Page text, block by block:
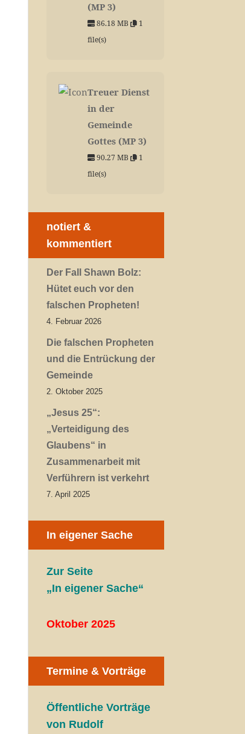
(MP 3)
86.18 MB
1
file(s)
Treuer Dienst
in der
Gemeinde
Gottes (MP 3)
90.27 MB
1
file(s)
notiert &
kommentiert
Der Fall Shawn Bolz:
Hütet euch vor den
falschen Propheten!
4. Februar 2026
Die falschen Propheten
und die Entrückung der
Gemeinde
2. Oktober 2025
„Jesus 25“:
„Verteidigung des
Glaubens“ in
Zusammenarbeit mit
Verführern ist verkehrt
7. April 2025
In eigener Sache
Zur Seite
„In eigener Sache“
Oktober 2025
Termine & Vorträge
Öffentliche Vorträge
von Rudolf